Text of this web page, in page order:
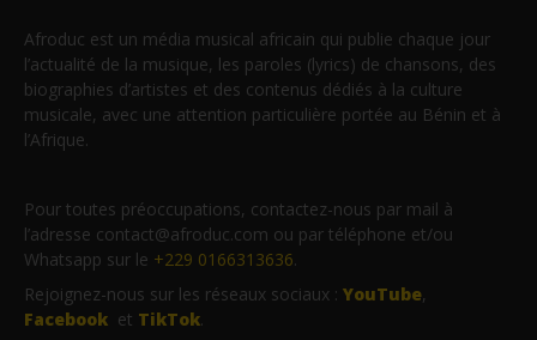
Afroduc est un média musical africain qui publie chaque jour
l’actualité de la musique, les paroles (lyrics) de chansons, des
biographies d’artistes et des contenus dédiés à la culture
musicale, avec une attention particulière portée au Bénin et à
l’Afrique.
Pour toutes préoccupations, contactez-nous par mail à
l’adresse contact@afroduc.com ou par téléphone et/ou
Whatsapp sur le +229 0166313636.
Rejoignez-nous sur les réseaux sociaux : YouTube,
Facebook et TikTok.